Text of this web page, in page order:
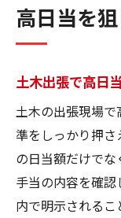
高日当を
土木出張で高日
土木の出張現場
準をしっかり押さ
の日当額だけで
手当の内容を確
内で明示される